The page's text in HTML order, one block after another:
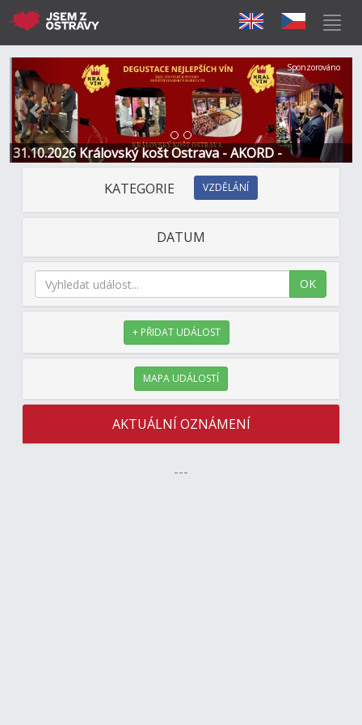
31.10.2026 Královský košt Ostrava - AKORD -
Restaurace a Hotel
Předchozí Další
Sponzorováno
KATEGORIE VZDĚLÁNÍ
DATUM
OK
+ PŘIDAT UDÁLOST
MAPA UDÁLOSTÍ
AKTUÁLNÍ OZNÁMENÍ
---